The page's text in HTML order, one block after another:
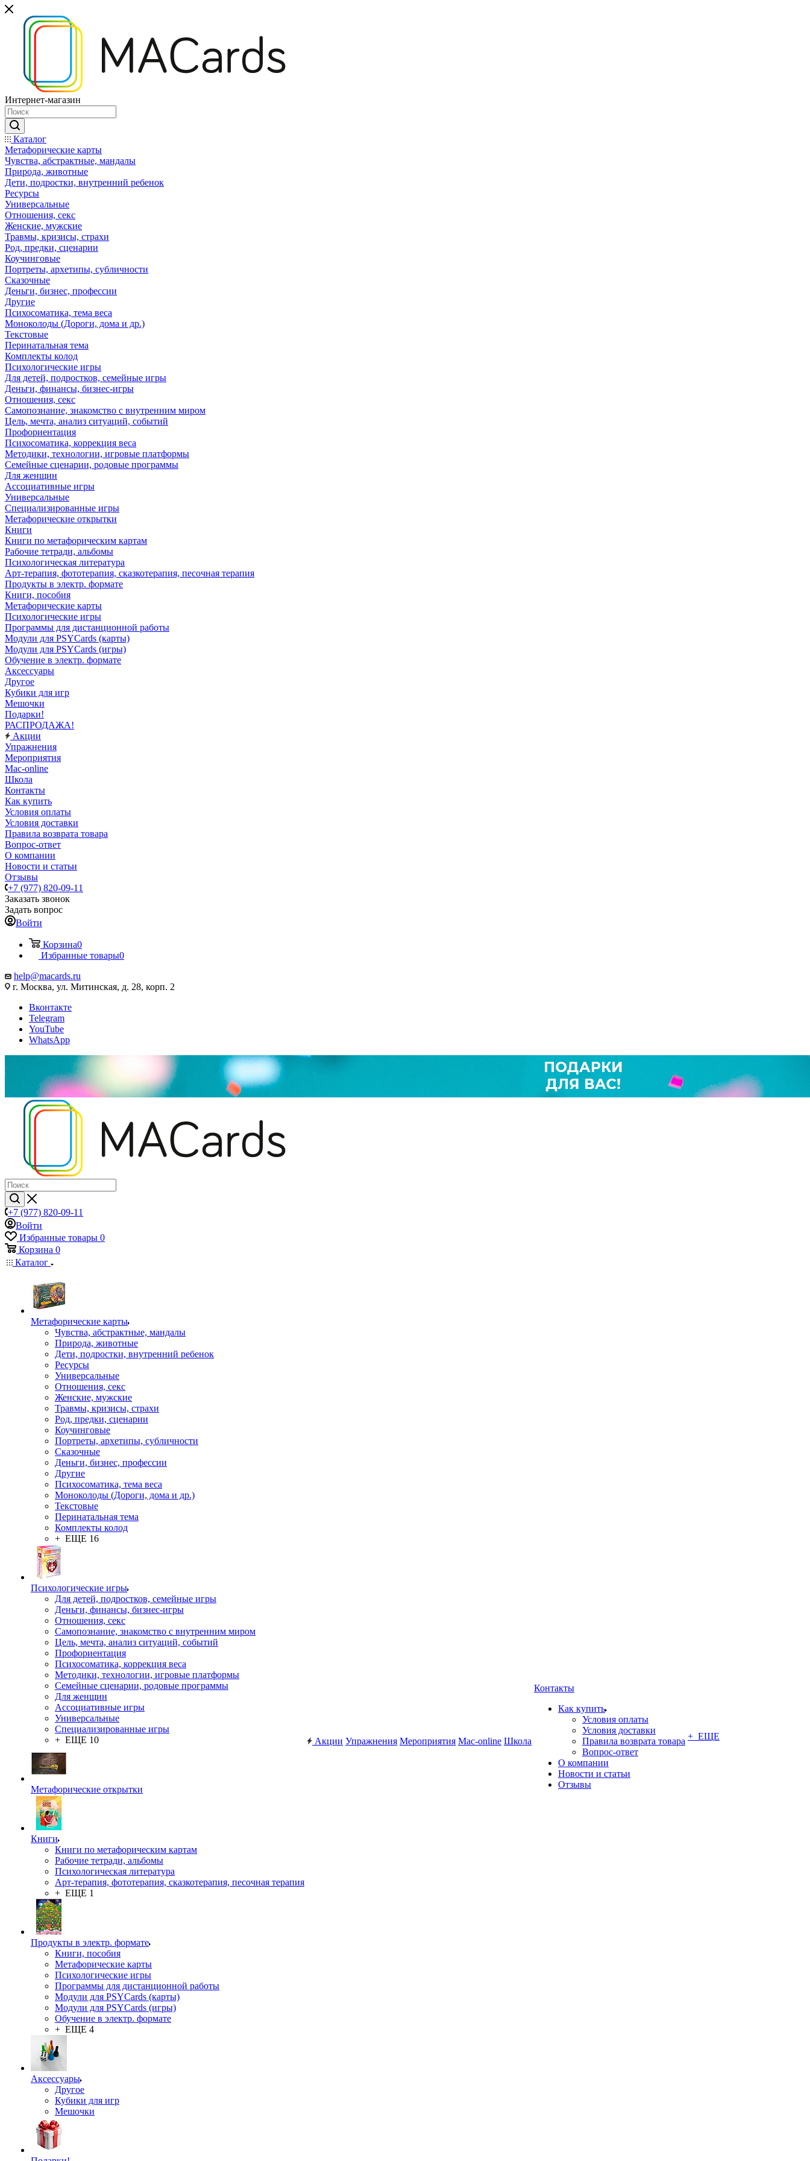
Интернет-магазин
Каталог
Mетафорические карты
Чувства, абстрактные, мандалы
Природа, животные
Дети, подростки, внутренний ребенок
Ресурсы
Универсальные
Отношения, секс
Женские, мужские
Травмы, кризисы, страхи
Род, предки, сценарии
Коучинговые
Портреты, архетипы, субличности
Сказочные
Деньги, бизнес, профессии
Другие
Психосоматика, тема веса
Моноколоды (Дороги, дома и др.)
Текстовые
Перинатальная тема
Комплекты колод
Психологические игры
Для детей, подростков, семейные игры
Деньги, финансы, бизнес-игры
Отношения, секс
Самопознание, знакомство с внутренним миром
Цель, мечта, анализ ситуаций, событий
Профориентация
Психосоматика, коррекция веса
Методики, технологии, игровые платформы
Семейные сценарии, родовые программы
Для женщин
Ассоциативные игры
Универсальные
Специализированные игры
Метафорические открытки
Книги
Книги по метафорическим картам
Рабочие тетради, альбомы
Психологическая литература
Арт-терапия, фототерапия, сказкотерапия, песочная терапия
Продукты в электр. формате
Книги, пособия
Метафорические карты
Психологические игры
Программы для дистанционной работы
Модули для PSYCards (карты)
Модули для PSYCards (игры)
Обучение в электр. формате
Аксессуары
Другое
Кубики для игр
Мешочки
Подарки!
РАСПРОДАЖА!
Акции
Упражнения
Мероприятия
Mac-online
Школа
Контакты
Как купить
Условия оплаты
Условия доставки
Правила возврата товара
Вопрос-ответ
О компании
Новости и статьи
Отзывы
+7 (977) 820-09-11
Заказать звонок
Задать вопрос
Войти
Корзина0
Избранные товары0
help@macards.ru
г. Москва, ул. Митинская, д. 28, корп. 2
Вконтакте
Telegram
YouTube
WhatsApp
+7 (977) 820-09-11
Войти
Избранные товары 0
Корзина 0
Каталог
Mетафорические карты
Чувства, абстрактные, мандалы
Природа, животные
Дети, подростки, внутренний ребенок
Ресурсы
Универсальные
Отношения, секс
Женские, мужские
Травмы, кризисы, страхи
Род, предки, сценарии
Коучинговые
Портреты, архетипы, субличности
Сказочные
Деньги, бизнес, профессии
Другие
Психосоматика, тема веса
Моноколоды (Дороги, дома и др.)
Текстовые
Перинатальная тема
Комплекты колод
+ ЕЩЕ 16
Психологические игры
Для детей, подростков, семейные игры
Деньги, финансы, бизнес-игры
Отношения, секс
Самопознание, знакомство с внутренним миром
Цель, мечта, анализ ситуаций, событий
Профориентация
Психосоматика, коррекция веса
Методики, технологии, игровые платформы
Семейные сценарии, родовые программы
Для женщин
Ассоциативные игры
Универсальные
Специализированные игры
+ ЕЩЕ 10
Метафорические открытки
Книги
Книги по метафорическим картам
Рабочие тетради, альбомы
Психологическая литература
Арт-терапия, фототерапия, сказкотерапия, песочная терапия
+ ЕЩЕ 1
Продукты в электр. формате
Книги, пособия
Метафорические карты
Психологические игры
Программы для дистанционной работы
Модули для PSYCards (карты)
Модули для PSYCards (игры)
Обучение в электр. формате
+ ЕЩЕ 4
Аксессуары
Другое
Кубики для игр
Мешочки
Акции Упражнения Мероприятия Mac-online Школа
Контакты
Как купить
Условия оплаты
Условия доставки
Правила возврата товара
Вопрос-ответ
О компании
Новости и статьи
Отзывы
+ ЕЩЕ